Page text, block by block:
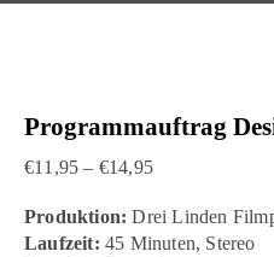
Programmauftrag
€11,95 – €14,95Preisspanne:
Produktion: Drei Linden
Laufzeit: 45 Minuten, Stereo